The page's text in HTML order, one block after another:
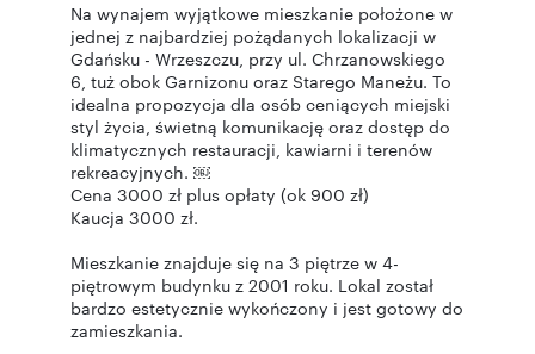
Na wynajem wyjątkowe mieszkanie położone w
jednej z najbardziej pożądanych lokalizacji w
Gdańsku - Wrzeszczu, przy ul. Chrzanowskiego
6, tuż obok Garnizonu oraz Starego Maneżu. To
idealna propozycja dla osób ceniących miejski
styl życia, świetną komunikację oraz dostęp do
klimatycznych restauracji, kawiarni i terenów
rekreacyjnych. ￼
Cena 3000 zł plus opłaty (ok 900 zł)
Kaucja 3000 zł.
Mieszkanie znajduje się na 3 piętrze w 4-
piętrowym budynku z 2001 roku. Lokal został
bardzo estetycznie wykończony i jest gotowy do
zamieszkania.